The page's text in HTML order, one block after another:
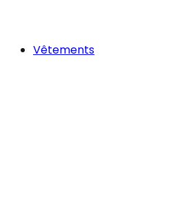
Vêtements